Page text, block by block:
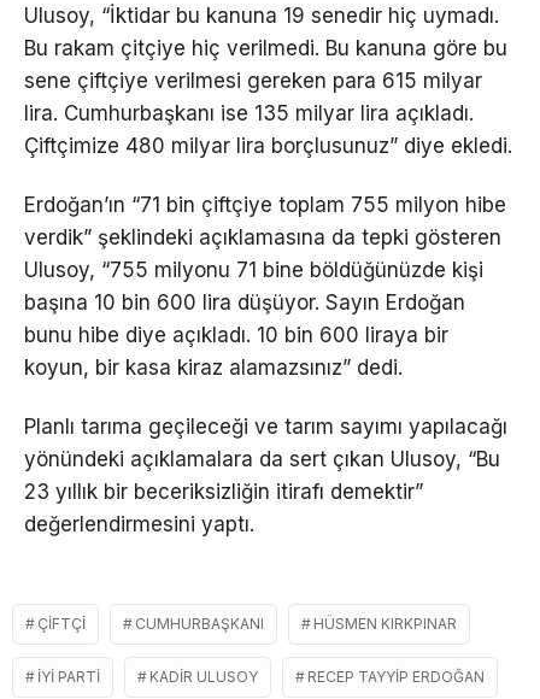
Ulusoy, “İktidar bu kanuna 19 senedir hiç uymadı.
Bu rakam çitçiye hiç verilmedi. Bu kanuna göre bu
sene çiftçiye verilmesi gereken para 615 milyar
lira. Cumhurbaşkanı ise 135 milyar lira açıkladı.
Çiftçimize 480 milyar lira borçlusunuz” diye ekledi.
Erdoğan’ın “71 bin çiftçiye toplam 755 milyon hibe
verdik” şeklindeki açıklamasına da tepki gösteren
Ulusoy, “755 milyonu 71 bine böldüğünüzde kişi
başına 10 bin 600 lira düşüyor. Sayın Erdoğan
bunu hibe diye açıkladı. 10 bin 600 liraya bir
koyun, bir kasa kiraz alamazsınız” dedi.
Planlı tarıma geçileceği ve tarım sayımı yapılacağı
yönündeki açıklamalara da sert çıkan Ulusoy, “Bu
23 yıllık bir beceriksizliğin itirafı demektir”
değerlendirmesini yaptı.
ÇIFTÇI CUMHURBAŞKANI HÜSMEN KIRKPINAR
İYİ PARTI KADIR ULUSOY RECEP TAYYIP ERDOĞAN